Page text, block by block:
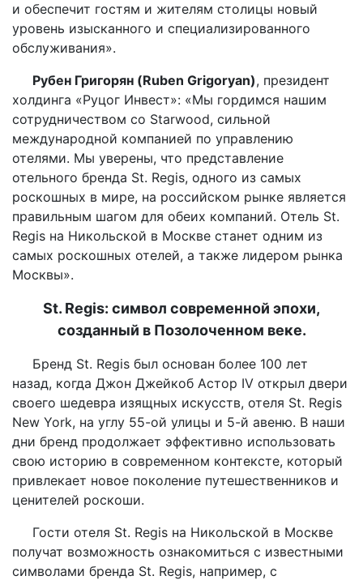
и обеспечит гостям и жителям столицы новый
уровень изысканного и специализированного
обслуживания».
Рубен Григорян (Ruben Grigoryan), президент
холдинга «Руцог Инвест»: «Мы гордимся нашим
сотрудничеством со Starwood, сильной
международной компанией по управлению
отелями. Мы уверены, что представление
отельного бренда St. Regis, одного из самых
роскошных в мире, на российском рынке является
правильным шагом для обеих компаний. Отель St.
Regis на Никольской в Москве станет одним из
самых роскошных отелей, а также лидером рынка
Москвы».
St. Regis: символ современной эпохи,
созданный в Позолоченном веке.
Бренд St. Regis был основан более 100 лет
назад, когда Джон Джейкоб Астор IV открыл двери
своего шедевра изящных искусств, отеля St. Regis
New York, на углу 55-ой улицы и 5-й авеню. В наши
дни бренд продолжает эффективно использовать
свою историю в современном контексте, который
привлекает новое поколение путешественников и
ценителей роскоши.
Гости отеля St. Regis на Никольской в Москве
получат возможность ознакомиться с известными
символами бренда St. Regis, например, с